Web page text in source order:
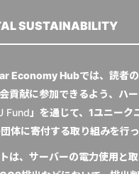
SUSTAINABILITY
Economy Hubでは、読者
貢献に参加できるよう、ハ
Fund 」を通じて、1ユニーク
体に寄付する取り組みを行っ
は、サーバーの電力使用と